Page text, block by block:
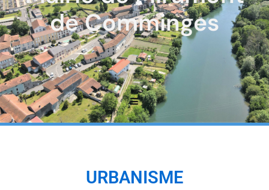
de Comminges
URBANISME